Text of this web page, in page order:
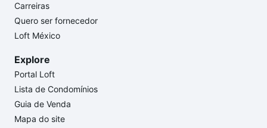
Carreiras
Quero ser fornecedor
Loft México
Explore
Portal Loft
Lista de Condomínios
Guia de Venda
Mapa do site